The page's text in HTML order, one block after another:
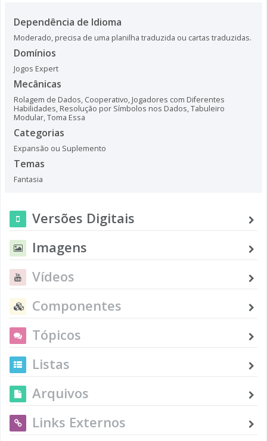
Dependência de Idioma
Moderado, precisa de uma planilha traduzida ou cartas traduzidas.
Domínios
Jogos Expert
Mecânicas
Rolagem de Dados, Cooperativo, Jogadores com Diferentes
Habilidades, Resolução por Símbolos nos Dados,Tabuleiro
Modular,Toma Essa
Categorias
Expansão ou Suplemento
Temas
Fantasia
Versões Digitais
Imagens
Vídeos
Componentes
Tópicos
Listas
Arquivos
Links Externos